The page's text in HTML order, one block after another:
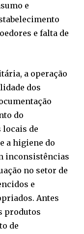
e
e falta de
a operação
dos
do
locais de
a higiene do
inconsistências
no setor de
e
Antes
produtos
de